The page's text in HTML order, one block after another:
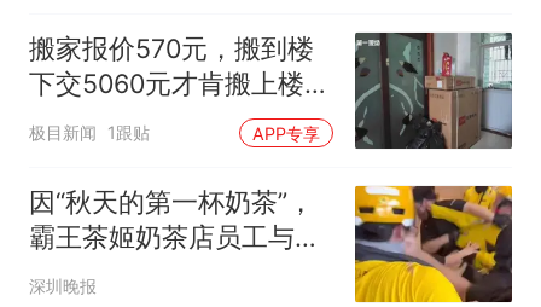
搬家报价570元，搬到楼
下交5060元才肯搬上楼！
女子傻眼了
极目新闻 1跟贴 APP专享
因“秋天的第一杯奶茶”，
霸王茶姬奶茶店员工与外
卖骑手发生肢体冲突，目
深圳晚报